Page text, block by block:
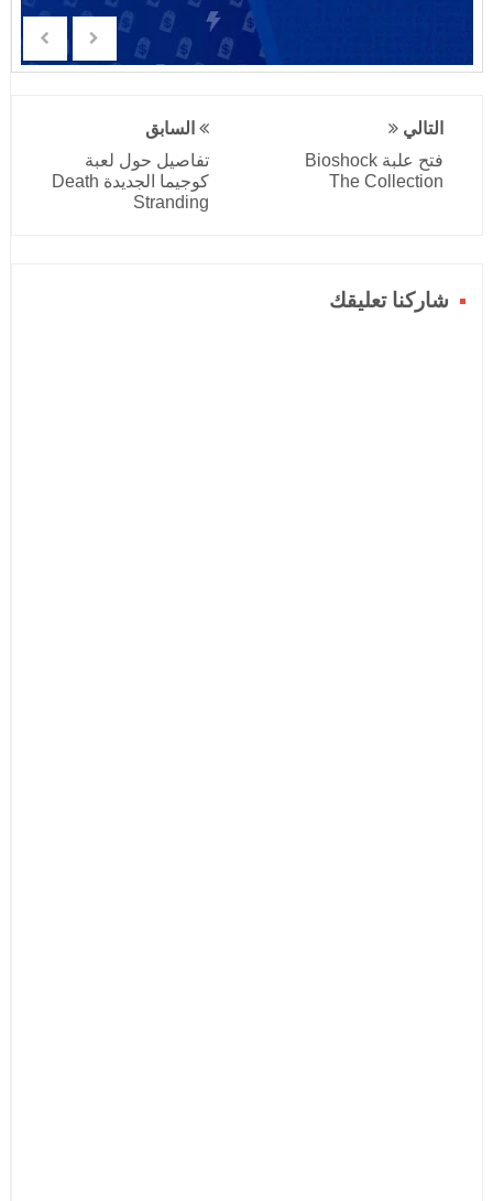
التالي
فتح علبة Bioshock
The Collection
السابق
تفاصيل حول لعبة
كوجيما الجديدة Death
Stranding
شاركنا تعليقك